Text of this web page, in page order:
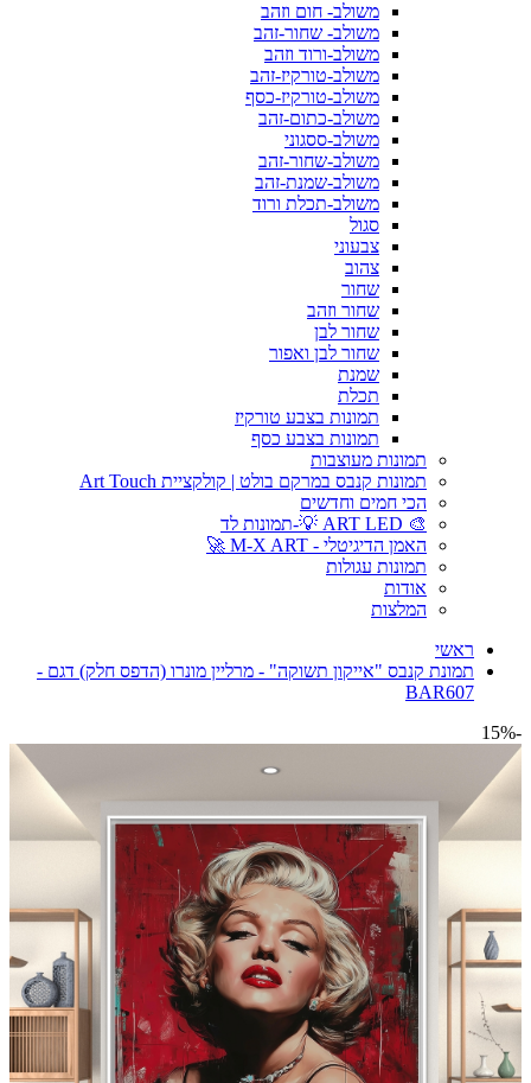
משולב- חום וזהב
משולב- שחור-זהב
משולב-ורוד וזהב
משולב-טורקיז-זהב
משולב-טורקיז-כסף
משולב-כתום-זהב
משולב-ססגוני
משולב-שחור-זהב
משולב-שמנת-זהב
משולב-תכלת ורוד
סגול
צבעוני
צהוב
שחור
שחור וזהב
שחור לבן
שחור לבן ואפור
שמנת
תכלת
תמונות בצבע טורקיז
תמונות בצבע כסף
תמונות מעוצבות
תמונות קנבס במרקם בולט | קולקציית Art Touch
הכי חמים וחדשים
🎨 ART LED 💡-תמונות לד
האמן הדיגיטלי - M-X ART 🚀
תמונות עגולות
אודות
המלצות
ראשי
תמונת קנבס "אייקון תשוקה" - מרליין מונרו (הדפס חלק) דגם -
BAR607
-15%